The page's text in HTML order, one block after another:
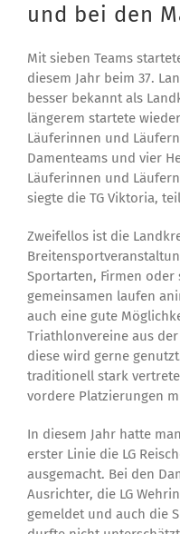
und bei den
Mit sieben Teams
diesem Jahr beim 37.
besser bekannt als
längerem startete
Läuferinnen und
Damenteams und vier
Läuferinnen und
siegte die TG Viktoria,
Zweifellos ist die
Sportarten, Firmen oder
gemeinsamen laufen
auch eine gute
Triathlonvereine aus
diese wird gerne
traditionell stark
vordere Platzierungen
In diesem Jahr hatte
erster Linie die LG
ausgemacht. Bei den
Ausrichter, die LG
gemeldet und auch die